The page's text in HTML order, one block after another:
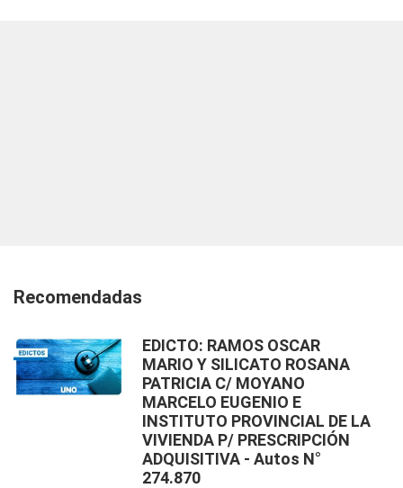
Recomendadas
EDICTO: RAMOS OSCAR
MARIO Y SILICATO ROSANA
PATRICIA C/ MOYANO
MARCELO EUGENIO E
INSTITUTO PROVINCIAL DE LA
VIVIENDA P/ PRESCRIPCIÓN
ADQUISITIVA - Autos N°
274.870